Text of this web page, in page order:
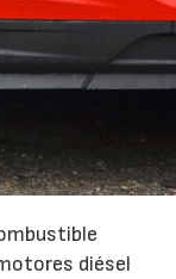
diésel